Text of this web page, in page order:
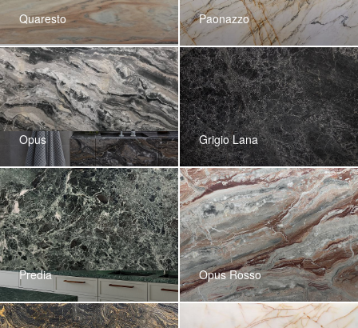
Quaresto Paonazzo
Opus Grigio Lana
Predia Opus Rosso